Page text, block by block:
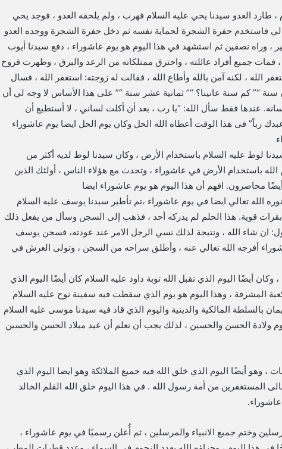
طارد العدو سيدنا يحي عليه السلام فهرب ، ولم يلحقه العدو ، فوجد يحي
فاستخدم حفرة الشجرة لحماية نفسه ثم دخل حفرة الشجرة ووجده العدو
، وراه نصفين ثم استشهد في هذا اليوم هو يوم عاشوراء ، دفع سيدنا أيوب
فمات جميع أفراد عائلته ، واحترق ممتلكاته من الرعد والبرق ، وظهرت قروح
، لكنه آمن بالله وأطاع الله ، فقالت له زوجته: استغفر الله ، فسال
سنة “” كم سنة عانينا؟ “” ثمانية عشر سنة “” على هذا الأساس لا وجه لي أن
عندها فقط سأل الله: “يا رب ، بعد أن أكلت لساني ، لا أستطيع أن
رباً” فى هذا الوقت أعطاه الله الحل وكان يوم الحل ايضا يوم عاشوراء
الله أكثر من 6000 قوم من سيدنا لوط عليه السلام باستخدام الأرض ، وكان سيدنا لوط لديه أكثر من
قوم مذنب ، وعاقبهم الله باستخدام الأرض في عاشوراء ، وتحدث مع هؤلاء الناس ، أولئك الذين
محاصرون. افهم أن هذا اليوم هو يوم عاشوراء ايضا
الله تعالي ايضا في يوم عاشوراء ،تم تأطير سيدنا يوسف عليه السلام
قوية. هذا الحلم لم يدركه أحد ، فذهب إلى السجن وسأل من يفعل ذلك
ان شاء الله ، ونتيجة لذلك نسي الرجل الامر عند عودته، فسحن يوسف
أفرجه الله تعالي عنه ، وأطلق سراحه من السجن ، وتولى العرش في
أيضًا اليوم الذي تقبل الله توبة داود عليه السلام كان أيضًا اليوم الذي
المشرفة ، وهذا اليوم هو يوم الذي سقطت فيه سفينة نوح عليه السلام
بالسلطة المالكية والدينية واليوم الذي قاد فيه سيدنا موسى عليه السلام
ولادة الحسن والحسين ، لذلك يجب أن نعلم أن عيد ميلاد الحسن والحسين
، وهو أيضًا اليوم الذي خلق الله فيه جميع الملائكة وهو ايضا اليوم الذي
المستغفرين من أمة رسول الله . في هذا اليوم خلق الله القلم الخالد
وختم جميع الانبياء والمرسلين ، ثم أُعلن رسميًا في يوم عاشوراء ،